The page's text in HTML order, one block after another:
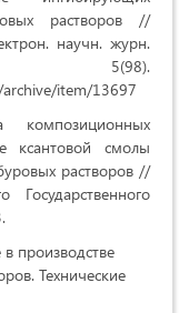
растворов //
научн. журн.
item/13697
композиционных
ксантовой смолы
растворов //
производстве
Технические